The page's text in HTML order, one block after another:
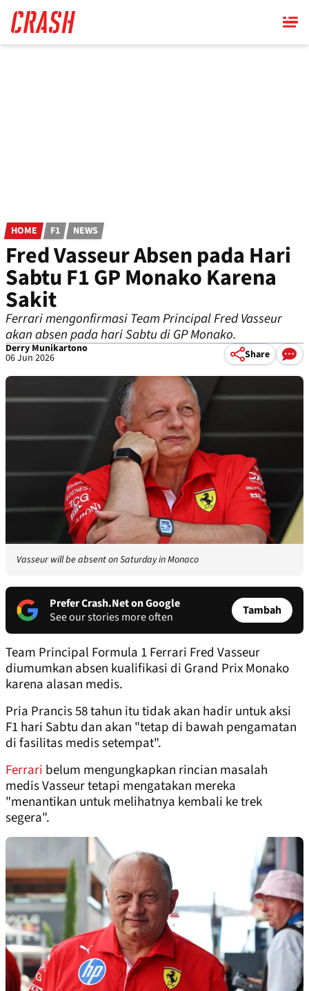
main
content
HOME F1 NEWS
Fred Vasseur Absen pada Hari
Sabtu F1 GP Monako Karena
Sakit
Ferrari mengonfirmasi Team Principal Fred Vasseur
akan absen pada hari Sabtu di GP Monako.
Derry Munikartono
06 Jun 2026 Share
Vasseur will be absent on Saturday in Monaco
Prefer Crash.Net on Google
See our stories more often
Tambah
Team Principal Formula 1 Ferrari Fred Vasseur
diumumkan absen kualifikasi di Grand Prix Monako
karena alasan medis.
Pria Prancis 58 tahun itu tidak akan hadir untuk aksi
F1 hari Sabtu dan akan "tetap di bawah pengamatan
di fasilitas medis setempat".
Ferrari belum mengungkapkan rincian masalah
medis Vasseur tetapi mengatakan mereka
"menantikan untuk melihatnya kembali ke trek
segera".